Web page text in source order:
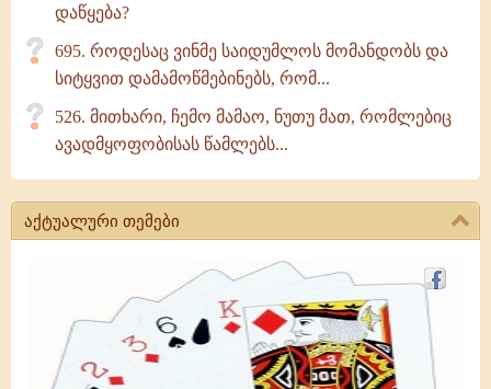
დაწყება?
695. როდესაც ვინმე საიდუმლოს მომანდობს და
სიტყვით დამამოწმებინებს, რომ...
526. მითხარი, ჩემო მამაო, ნუთუ მათ, რომლებიც
ავადმყოფობისას წამლებს...
აქტუალური თემები